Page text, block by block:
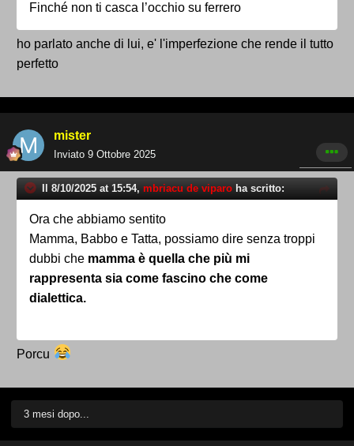
Finché non ti casca l’occhio su ferrero
ho parlato anche di lui, e' l'imperfezione che rende il tutto
perfetto
mister
Inviato 9 Ottobre 2025
Il 8/10/2025 at 15:54, mbriacu de viparo ha scritto:
Ora che abbiamo sentito
Mamma, Babbo e Tatta, possiamo dire senza troppi
dubbi che mamma è quella che più mi
rappresenta sia come fascino che come
dialettica.
Porcu
3 mesi dopo...